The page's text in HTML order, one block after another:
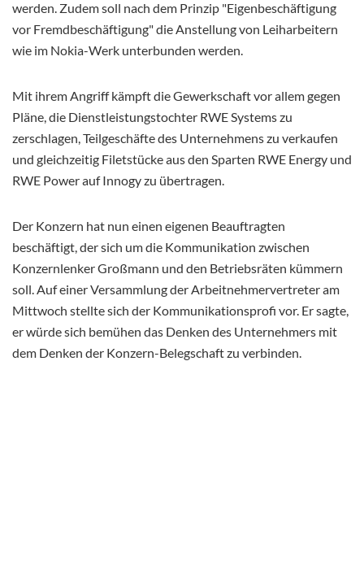
werden. Zudem soll nach dem Prinzip "Eigenbeschäftigung
vor Fremdbeschäftigung" die Anstellung von Leiharbeitern
wie im Nokia-Werk unterbunden werden.
Mit ihrem Angriff kämpft die Gewerkschaft vor allem gegen
Pläne, die Dienstleistungstochter RWE Systems zu
zerschlagen, Teilgeschäfte des Unternehmens zu verkaufen
und gleichzeitig Filetstücke aus den Sparten RWE Energy und
RWE Power auf Innogy zu übertragen.
Der Konzern hat nun einen eigenen Beauftragten
beschäftigt, der sich um die Kommunikation zwischen
Konzernlenker Großmann und den Betriebsräten kümmern
soll. Auf einer Versammlung der Arbeitnehmervertreter am
Mittwoch stellte sich der Kommunikationsprofi vor. Er sagte,
er würde sich bemühen das Denken des Unternehmers mit
dem Denken der Konzern-Belegschaft zu verbinden.